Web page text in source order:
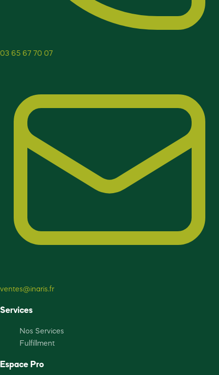
03 65 67 70 07
ventes@inaris.fr
Services
Nos Services
Fulfillment
Espace Pro